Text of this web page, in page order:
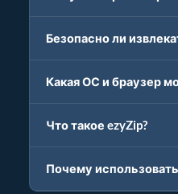
Безопасно ли
Какая ОС и браузер
Что такое ezyZip?
Почему использовать